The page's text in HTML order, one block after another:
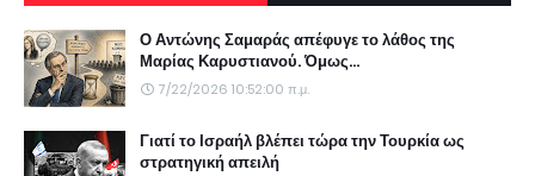
Ο Αντώνης Σαμαράς απέφυγε το λάθος της
Μαρίας Καρυστιανού. Όμως...
7/22/2026 10:52:00 π.μ.
Γιατί το Ισραήλ βλέπει τώρα την Τουρκία ως
στρατηγική απειλή